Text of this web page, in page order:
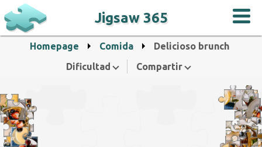
Jigsaw 365
Homepage Comida
Delicioso brunch
Dificultad
Compartir